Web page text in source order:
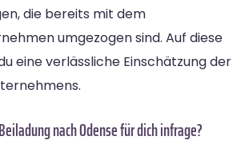
die bereits mit dem
umgezogen sind. Auf diese
eine verlässliche Einschätzung der
nach Odense für dich infrage?